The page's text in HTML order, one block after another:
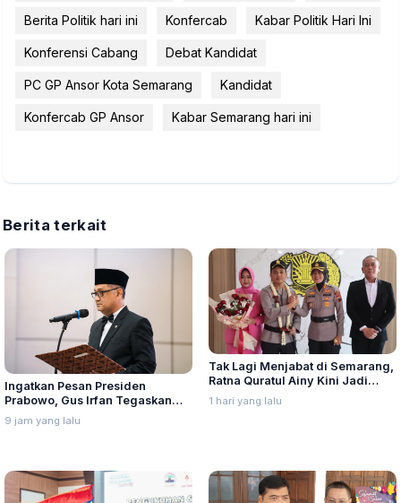
Berita Politik hari ini Konfercab Kabar Politik Hari Ini
Konferensi Cabang Debat Kandidat
PC GP Ansor Kota Semarang Kandidat
Konfercab GP Ansor Kabar Semarang hari ini
Berita terkait
Ingatkan Pesan Presiden
Prabowo, Gus Irfan Tegaskan
Kemenhaj Tidak Beri Toleransi
Pelanggaran, Terutama Korupsi
9 jam yang lalu
Tak Lagi Menjabat di Semarang,
Ratna Quratul Ainy Kini Jadi
Kapolres Kendal Gantikan
Hendry Sianipar
1 hari yang lalu